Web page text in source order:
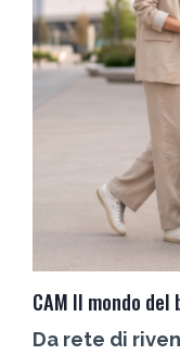
CAM Il mondo del
Da rete di